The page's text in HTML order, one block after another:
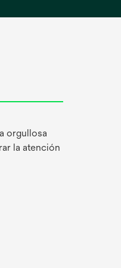
orgullosa
la atención